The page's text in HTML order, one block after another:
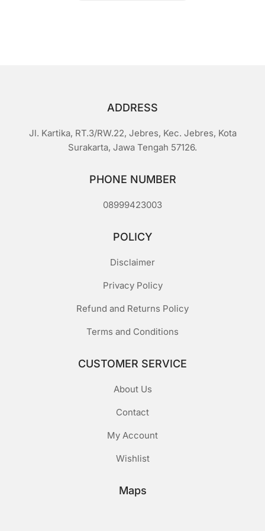
0
Rp1.300. adalah:
ADDRESS
Jl. Kartika, RT.3/RW.22, Jebres, Kec. Jebres, Kota
Surakarta, Jawa Tengah 57126.
PHONE NUMBER
08999423003
POLICY
Disclaimer
Privacy Policy
Refund and Returns Policy
Terms and Conditions
CUSTOMER SERVICE
About Us
Contact
My Account
Wishlist
Maps